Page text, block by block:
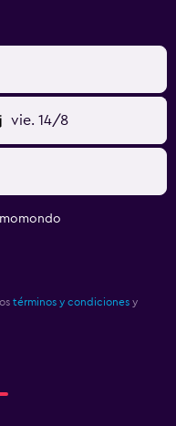
vie. 14/8
términos y condiciones y